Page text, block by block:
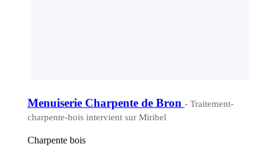
Menuiserie Charpente de Bron - Traitement-
charpente-bois intervient sur Miribel
Charpente bois